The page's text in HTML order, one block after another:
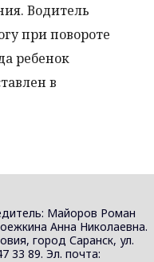
Водитель
при повороте
ребенок
в
Майоров Роман
Анна Николаевна.
город Саранск, ул.
33 89. Эл. почта: